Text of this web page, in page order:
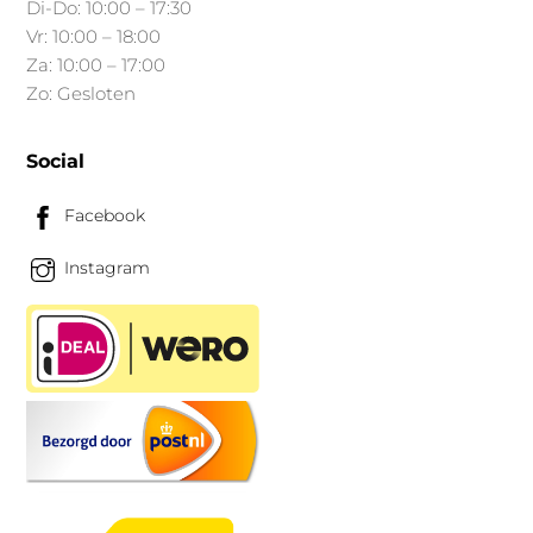
Di-Do: 10:00 – 17:30
Vr: 10:00 – 18:00
Za: 10:00 – 17:00
Zo: Gesloten
Social
Facebook
Instagram